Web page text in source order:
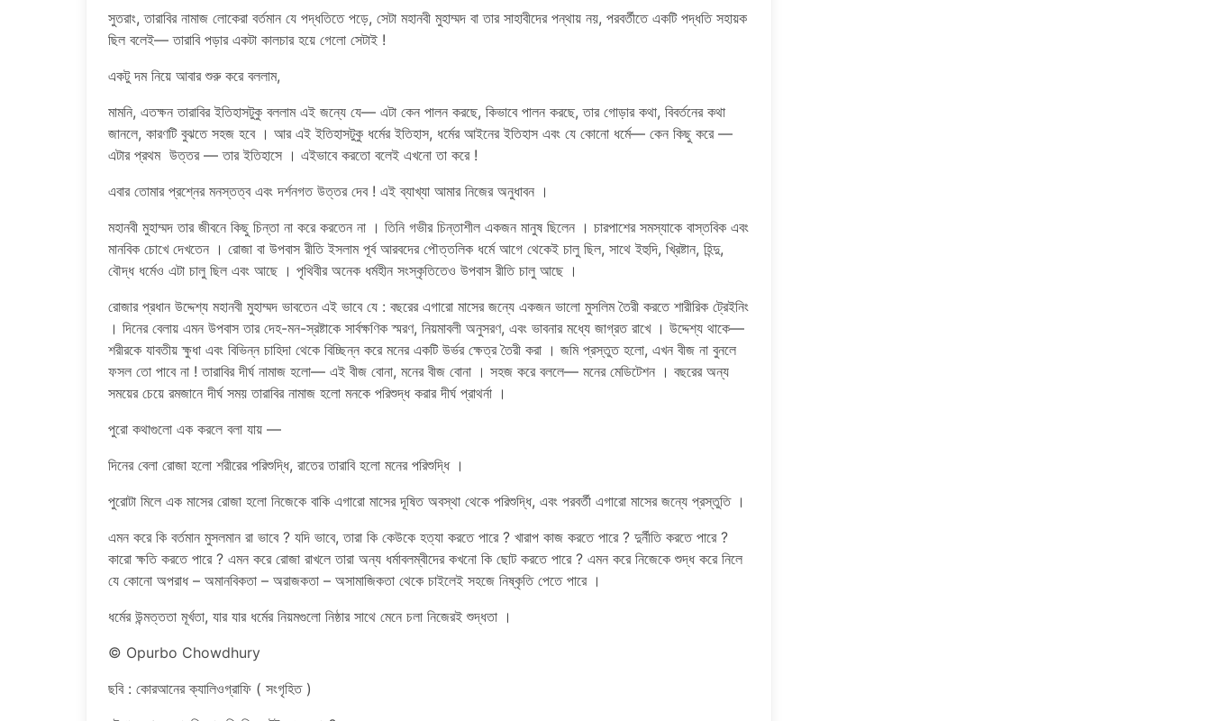
সুতরাং, তারাবির নামাজ লোকেরা বর্তমান যে পদ্ধতিতে পড়ে, সেটা মহানবী মুহাম্মদ বা তার সাহাবীদের পন্থায় নয়, পরবর্তীতে একটি পদ্ধতি সহায়ক
ছিল বলেই— তারাবি পড়ার একটা কালচার হয়ে গেলো সেটাই !
একটু দম নিয়ে আবার শুরু করে বললাম,
মামনি, এতক্ষন তারাবির ইতিহাসটুকু বললাম এই জন্যে যে— এটা কেন পালন করছে, কিভাবে পালন করছে, তার গোড়ার কথা, বিবর্তনের কথা
জানলে, কারণটি বুঝতে সহজ হবে । আর এই ইতিহাসটুকু ধর্মের ইতিহাস, ধর্মের আইনের ইতিহাস এবং যে কোনো ধর্মে— কেন কিছু করে —
এটার প্রথম উত্তর — তার ইতিহাসে । এইভাবে করতো বলেই এখনো তা করে !
এবার তোমার প্রশ্নের মনস্তত্ব এবং দর্শনগত উত্তর দেব ! এই ব্যাখ্যা আমার নিজের অনুধাবন ।
মহানবী মুহাম্মদ তার জীবনে কিছু চিন্তা না করে করতেন না । তিনি গভীর চিন্তাশীল একজন মানুষ ছিলেন । চারপাশের সমস্যাকে বাস্তবিক এবং
মানবিক চোখে দেখতেন । রোজা বা উপবাস রীতি ইসলাম পূর্ব আরবদের পৌত্তলিক ধর্মে আগে থেকেই চালু ছিল, সাথে ইহুদি, খ্রিষ্টান, হিন্দু,
বৌদ্ধ ধর্মেও এটা চালু ছিল এবং আছে । পৃথিবীর অনেক ধর্মহীন সংস্কৃতিতেও উপবাস রীতি চালু আছে ।
রোজার প্রধান উদ্দেশ্য মহানবী মুহাম্মদ ভাবতেন এই ভাবে যে : বছরের এগারো মাসের জন্যে একজন ভালো মুসলিম তৈরী করতে শারীরিক ট্রেইনিং
। দিনের বেলায় এমন উপবাস তার দেহ-মন-স্রষ্টাকে সার্বক্ষণিক স্মরণ, নিয়মাবলী অনুসরণ, এবং ভাবনার মধ্যে জাগ্রত রাখে । উদ্দেশ্য থাকে—
শরীরকে যাবতীয় ক্ষুধা এবং বিভিন্ন চাহিদা থেকে বিচ্ছিন্ন করে মনের একটি উর্ভর ক্ষেত্র তৈরী করা । জমি প্রস্তুত হলো, এখন বীজ না বুনলে
ফসল তো পাবে না ! তারাবির দীর্ঘ নামাজ হলো— এই বীজ বোনা, মনের বীজ বোনা । সহজ করে বললে— মনের মেডিটেশন । বছরের অন্য
সময়ের চেয়ে রমজানে দীর্ঘ সময় তারাবির নামাজ হলো মনকে পরিশুদ্ধ করার দীর্ঘ প্রাথর্না ।
পুরো কথাগুলো এক করলে বলা যায় —
দিনের বেলা রোজা হলো শরীরের পরিশুদ্ধি, রাতের তারাবি হলো মনের পরিশুদ্ধি ।
পুরোটা মিলে এক মাসের রোজা হলো নিজেকে বাকি এগারো মাসের দূষিত অবস্থা থেকে পরিশুদ্ধি, এবং পরবর্তী এগারো মাসের জন্যে প্রস্তুতি ।
এমন করে কি বর্তমান মুসলমান রা ভাবে ? যদি ভাবে, তারা কি কেউকে হত্যা করতে পারে ? খারাপ কাজ করতে পারে ? দুর্নীতি করতে পারে ?
কারো ক্ষতি করতে পারে ? এমন করে রোজা রাখলে তারা অন্য ধর্মাবলম্বীদের কখনো কি ছোট করতে পারে ? এমন করে নিজেকে শুদ্ধ করে নিলে
যে কোনো অপরাধ – অমানবিকতা – অরাজকতা – অসামাজিকতা থেকে চাইলেই সহজে নিষ্কৃতি পেতে পারে ।
ধর্মের উন্মত্ততা মূর্খতা, যার যার ধর্মের নিয়মগুলো নিষ্ঠার সাথে মেনে চলা নিজেরই শুদ্ধতা ।
© Opurbo Chowdhury
ছবি : কোরআনের ক্যালিওগ্রাফি ( সংগৃহিত )